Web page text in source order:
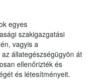
egyes
szakigazgatási
vagyis a
állategészségügyön át
ellenőrizték és
és létesítményeit.